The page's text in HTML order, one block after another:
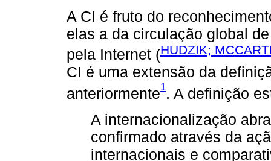
A CI é fruto do
elas a da circulação global
pela Internet (HUDZIK;
CI é uma extensão da
anteriormente1. A definição
A internacionalização
confirmado através da
internacionais e